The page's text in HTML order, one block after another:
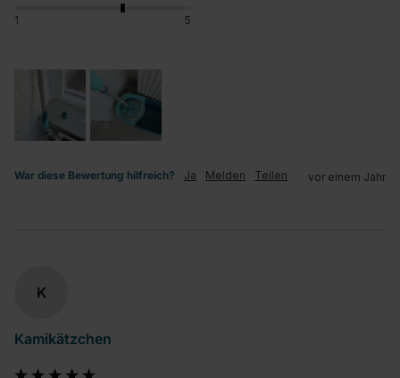
1 5
War diese Bewertung hilfreich? Ja Melden Teilen vor einem Jahr
K
Kamikätzchen